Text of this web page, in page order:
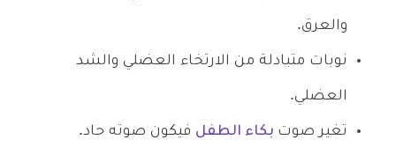
والعرق.
نوبات متبادلة من الارتخاء العضلي والشد
العضلي.
تغير صوت بكاء الطفل فيكون صوته حاد.